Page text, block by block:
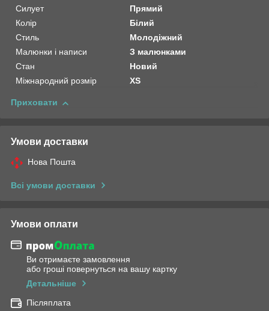
Силует
Прямий
Колір
Білий
Стиль
Молодіжний
Малюнки і написи
З малюнками
Стан
Новий
Міжнародний розмір
XS
Приховати
Умови доставки
Нова Пошта
Всі умови доставки
Умови оплати
Ви отримаєте замовлення
або гроші повернуться на вашу картку
Детальніше
Післяплата